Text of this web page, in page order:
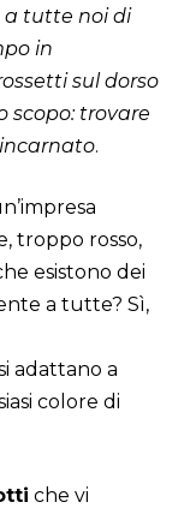
tutte noi di
in
sul dorso
scopo: trovare
.
troppo rosso,
esistono dei
a tutte? Sì,
adattano a
colore di
che vi